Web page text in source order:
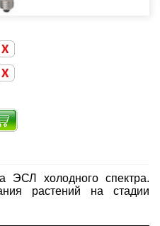
ЭСЛ холодного спектра.
растений на стадии